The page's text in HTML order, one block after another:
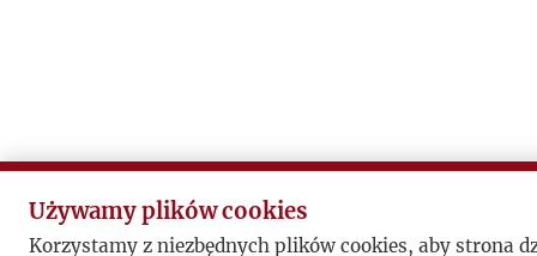
O
P
Używamy plików cookies
Korzystamy z niezbędnych plików cookies, aby strona